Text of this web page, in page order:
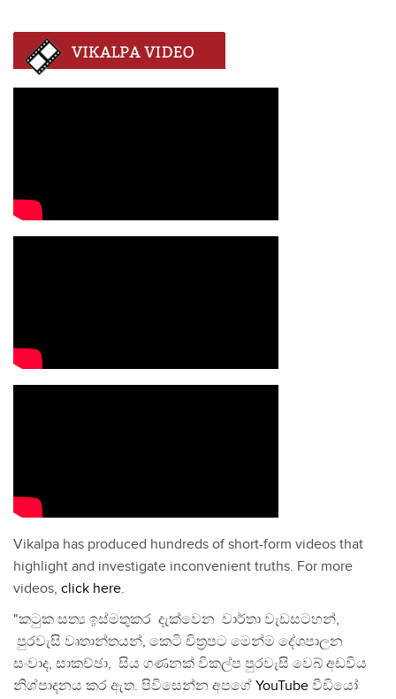
Vikalpa has produced hundreds of short-form videos that
highlight and investigate inconvenient truths. For more
videos, click here.
"කටුක සත්‍ය ඉස්මතුකර දැක්වෙන වාර්තා වැඩසටහන්,
පුරවැසි වෘතාන්තයන්, කෙටි චිත්‍රපට මෙන්ම දේශපාලන
සංවාද, සාකච්ඡා, සිය ගණනක් විකල්ප පුරවැසි වෙබ් අඩවිය
නිශ්පාදනය කර ඇත. පිවිසෙන්න අපගේ YouTube වීඩියෝ